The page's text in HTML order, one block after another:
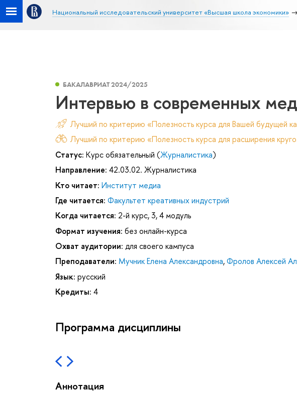
Национальный исследовательский университет «Высшая школа экономики»
БАКАЛАВРИАТ 2024/2025
Интервью в современных
Лучший по критерию «Полезность курса для Вашей будущей
Лучший по критерию «Полезность курса для расширения
Статус: Курс обязательный (Журналистика)
Направление: 42.03.02. Журналистика
Кто читает: Институт медиа
Где читается: Факультет креативных индустрий
Когда читается: 2-й курс, 3, 4 модуль
Формат изучения: без онлайн-курса
Охват аудитории: для своего кампуса
Преподаватели: Мучник Елена Александровна,Фролов Алексей
Язык: русский
Кредиты: 4
Программа дисциплины
Аннотация